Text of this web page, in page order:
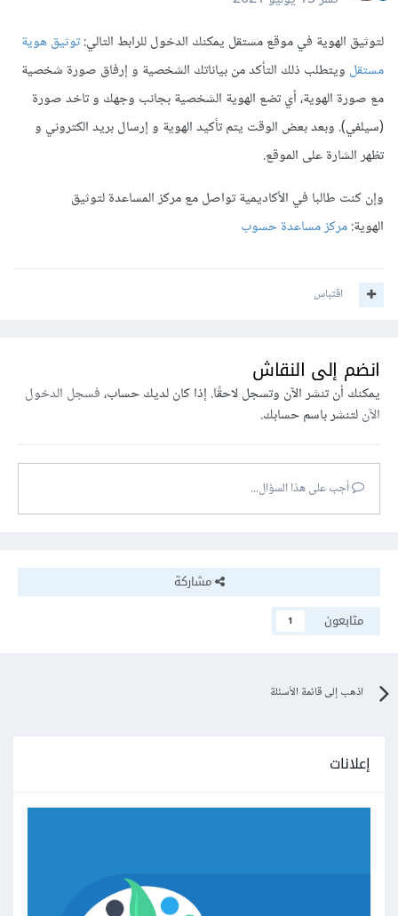
لتوثيق الهوية في موقع مستقل يمكنك الدخول للرابط التالي:توثيق هوية
مستقلويتطلب ذلك التأكد من بياناتك الشخصية و إرفاق صورة شخصية
مع صورة الهوية، أي تضع الهوية الشخصية بجانب وجهك و تاخد صورة
(سيلفي). وبعد بعض الوقت يتم تأكيد الهوية و إرسال بريد الكتروني و
تظهر الشارة على الموقع.
وإن كنت طالبا في الأكاديمية تواصل مع مركز المساعدة لتوثيق
الهوية:مركز مساعدة حسوب
اقتباس
انضم إلى النقاش
يمكنك أن تنشر الآن وتسجل لاحقًا. إذا كان لديك حساب،فسجل الدخول
الآنلتنشر باسم حسابك.
أجب على هذا السؤال...
مشاركة
متابعون
1
اذهب إلى قائمة الأسئلة
إعلانات